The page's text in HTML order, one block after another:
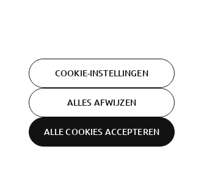
Privacyverklaring
Cookie-
informatie
Webshop terms &
conditions
COOKIE-INSTELLINGEN
ALLES AFWIJZEN
ALLE COOKIES ACCEPTEREN